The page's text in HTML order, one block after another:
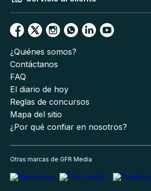
¿Quiénes somos?
Contáctanos
FAQ
El diario de hoy
Reglas de concursos
Mapa del sitio
¿Por qué confiar en nosotros?
Otras marcas de GFR Media